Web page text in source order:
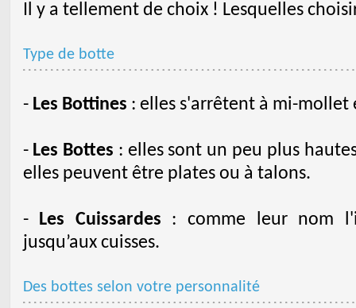
Il y a tellement de choix ! Lesquelles
Type de botte
- Les Bottines : elles s'arrêtent à mi-
- Les Bottes : elles sont un peu plus
elles peuvent être plates ou à talons.
- Les Cuissardes : comme leur nom
jusqu’aux cuisses.
Des bottes selon votre personnalité